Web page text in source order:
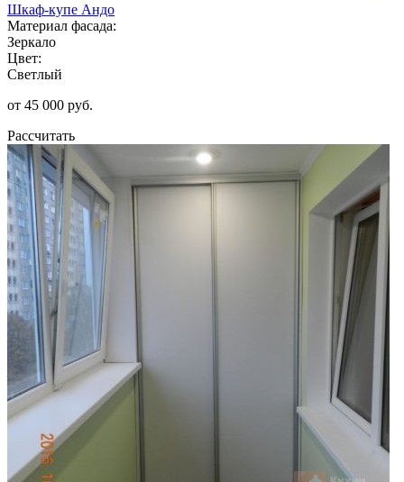
Шкаф-купе Андо
Материал фасада:
Зеркало
Цвет:
Светлый
от 45 000 руб.
Рассчитать